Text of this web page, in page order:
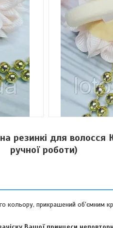
резинкі для
ручної роботи)
кольору, прикрашений